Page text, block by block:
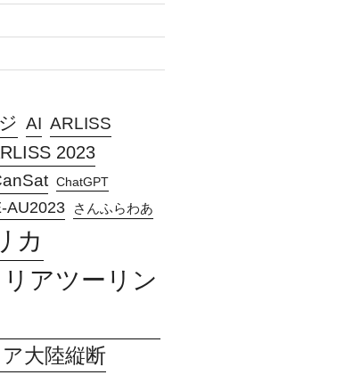
AI ARLISS
2023
ChatGPT
AU2023 さんふらわあ
カ
アツーリン
大陸縦断